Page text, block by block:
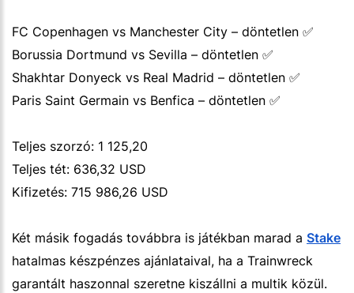
FC Copenhagen vs Manchester City – döntetlen ✅
Borussia Dortmund vs Sevilla – döntetlen ✅
Shakhtar Donyeck vs Real Madrid – döntetlen ✅
Paris Saint Germain vs Benfica – döntetlen ✅
Teljes szorzó: 1 125,20
Teljes tét: 636,32 USD
Kifizetés: 715 986,26 USD
Két másik fogadás továbbra is játékban marad a Stake
hatalmas készpénzes ajánlataival, ha a Trainwreck
garantált haszonnal szeretne kiszállni a multik közül.